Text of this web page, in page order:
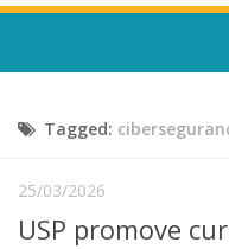
Escola, Institutos e
Núcleos e Comissões
Telefones e Mapas
Tagged:
25/03/2026
USP promove